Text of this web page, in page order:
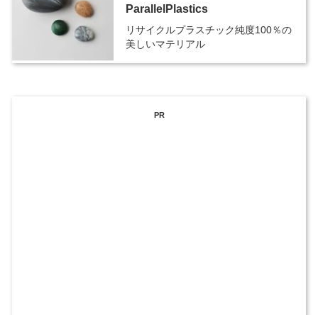
ParallelPlastics
リサイクルプラスチック純度100％の
美しいマテリアル
PR